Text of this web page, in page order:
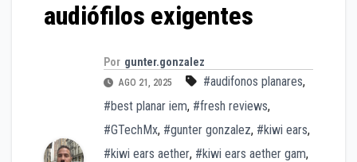
audiófilos exigentes
Por gunter.gonzalez
AGO 21, 2025 #audifonos planares,
#best planar iem, #fresh reviews,
#GTechMx, #gunter gonzalez, #kiwi ears,
#kiwi ears aether, #kiwi ears aether gam,